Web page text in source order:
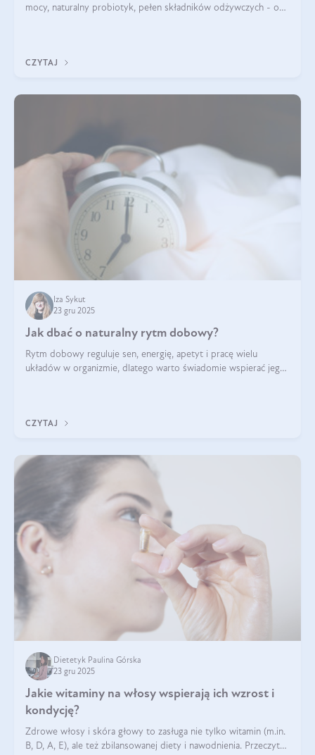
mocy, naturalny probiotyk, pełen składników odżywczych - o
CZYTAJ
Iza Sykut
23 gru 2025
Jak dbać o naturalny rytm dobowy?
Rytm dobowy reguluje sen, energię, apetyt i pracę wielu
układów w organizmie, dlatego warto świadomie wspierać jego
CZYTAJ
Dietetyk Paulina Górska
23 gru 2025
Jakie witaminy na włosy wspierają ich wzrost i
kondycję?
Zdrowe włosy i skóra głowy to zasługa nie tylko witamin (m.in.
B, D, A, E), ale też zbilansowanej diety i nawodnienia. Przeczytaj